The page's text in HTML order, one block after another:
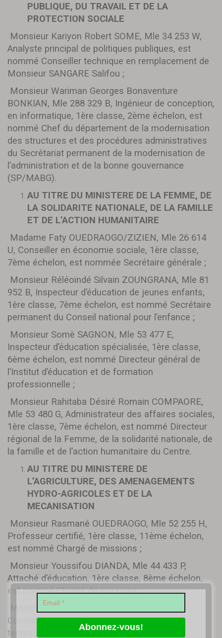
PUBLIQUE, DU TRAVAIL ET DE LA
PROTECTION SOCIALE
Monsieur Kariyon Robert SOME, Mle 34 253 W,
Analyste principal de politiques publiques, est
nommé Conseiller technique en remplacement de
Monsieur SANGARE Salifou ;
Monsieur Wariman Georges Bonaventure
BONKIAN, Mle 288 329 B, Ingénieur de conception,
en informatique, 1ère classe, 2ème échelon, est
nommé Chef du département de la modernisation
des structures et des procédures administratives
du Secrétariat permanent de la modernisation de
l’administration et de la bonne gouvernance
(SP/MABG).
AU TITRE DU MINISTERE DE LA FEMME, DE
LA SOLIDARITE NATIONALE, DE LA FAMILLE
ET DE L’ACTION HUMANITAIRE
Madame Faty OUEDRAOGO/ZIZIEN, Mle 26 614
U, Conseiller en économie sociale, 1ère classe,
7ème échelon, est nommée Secrétaire générale ;
Monsieur Réléoindé Silvain ZOUNGRANA, Mle 81
952 B, Inspecteur d’éducation de jeunes enfants,
1ère classe, 7ème échelon, est nommé Secrétaire
permanent du Conseil national pour l’enfance ;
Monsieur Somè SAGNON, Mle 53 477 E,
Inspecteur d’éducation spécialisée, 1ère classe,
6ème échelon, est nommé Directeur général de
l’Institut d’éducation et de formation
professionnelle ;
Monsieur Rahitaba Désiré Romain COMPAORE,
Mle 53 480 G, Administrateur des affaires sociales,
1ère classe, 7ème échelon, est nommé Directeur
régional de la Femme, de la solidarité nationale, de
la famille et de l’action humanitaire du Centre.
AU TITRE DU MINISTERE DE
L’AGRICULTURE, DES AMENAGEMENTS
HYDRO-AGRICOLES ET DE LA
MECANISATION
Monsieur Rasmané OUEDRAOGO, Mle 52 255 H,
Professeur certifié, 1ère classe, 11ème échelon,
est nommé Chargé de missions ;
Monsieur Youssifou DIANDA, Mle 44 433 P,
Attaché d’éducation, 1ère classe, 8ème échelon,
est nommé Chargé de missions ;
Monsieur Ismaël Nandian OUEDRAOGO,
Consultant financier, est nommé Conseiller
technique ;